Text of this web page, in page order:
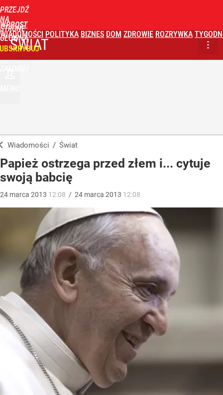
PRZEJDŹ
NA
STRONĘ
GŁÓWNĄ
WPROST
WIADOMOŚCI POLITYKA BIZNES DOM ZDROWIE ROZRYWKA
ŚWIAT
Wiadomości / Świat
Papież ostrzega przed złem i... cytuje
swoją babcię
24 marca 2013 12:08 / 24 marca 2013 12:08